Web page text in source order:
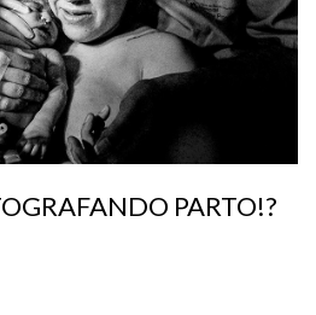
PARTO!?